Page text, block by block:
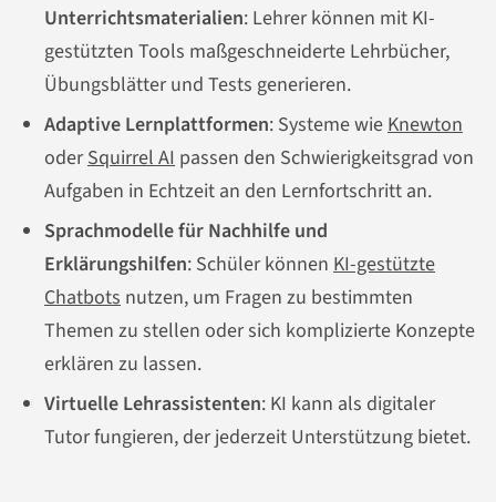
Unterrichtsmaterialien: Lehrer können mit KI-
gestützten Tools maßgeschneiderte Lehrbücher,
Übungsblätter und Tests generieren.
Adaptive Lernplattformen: Systeme wie Knewton
oderSquirrel AI passen den Schwierigkeitsgrad von
Aufgaben in Echtzeit an den Lernfortschritt an.
Sprachmodelle für Nachhilfe und
Erklärungshilfen: Schüler können KI-gestützte
Chatbots nutzen, um Fragen zu bestimmten
Themen zu stellen oder sich komplizierte Konzepte
erklären zu lassen.
Virtuelle Lehrassistenten: KI kann als digitaler
Tutor fungieren, der jederzeit Unterstützung bietet.